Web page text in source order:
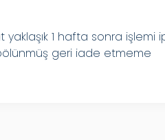
yaklaşık 1 hafta sonra işlemi
geri iade etmeme